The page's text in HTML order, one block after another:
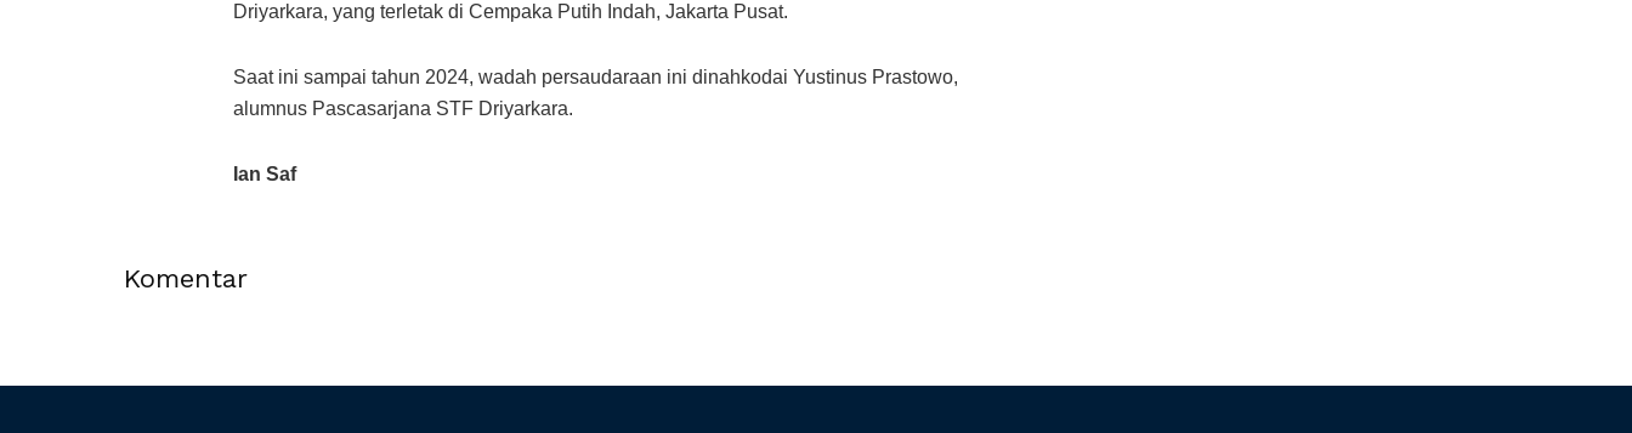
Driyarkara, yang terletak di Cempaka Putih Indah, Jakarta Pusat.
Saat ini sampai tahun 2024, wadah persaudaraan ini dinahkodai Yustinus Prastowo,
alumnus Pascasarjana STF Driyarkara.
Ian Saf
Komentar